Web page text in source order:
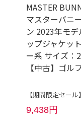
MASTER
マスターバニ
ン 2023年モ
ップジャケッ
ー系 サイズ：
【中古】ゴル
【期間限定セー
9,438円